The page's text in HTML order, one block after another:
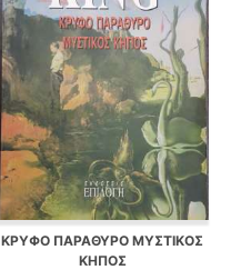
ΚΡΥΦΟ ΠΑΡΑΘΥΡΟ ΜΥΣΤΙΚΟΣ
ΚΗΠΟΣ